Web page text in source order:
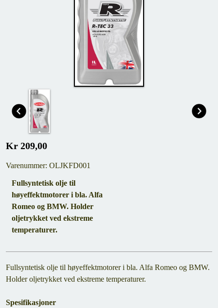
Kr 209,00
Varenummer: OLJKFD001
Fullsyntetisk olje til
høyeffektmotorer i bla. Alfa
Romeo og BMW. Holder
oljetrykket ved ekstreme
temperaturer.
Fullsyntetisk olje til høyeffektmotorer i bla. Alfa Romeo og BMW.
Holder oljetrykket ved ekstreme temperaturer.
Spesifikasjoner